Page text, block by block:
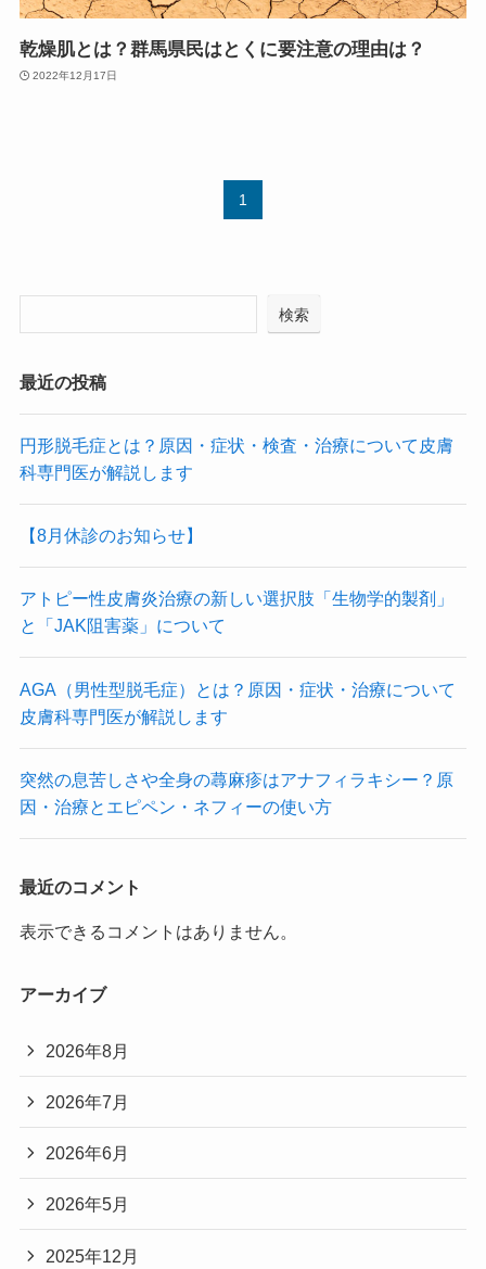
乾燥肌とは？群馬県民はとくに要注意の理由は？
2022年12月17日
1
検索
最近の投稿
円形脱毛症とは？原因・症状・検査・治療について皮膚
科専門医が解説します
【8月休診のお知らせ】
アトピー性皮膚炎治療の新しい選択肢「生物学的製剤」
と「JAK阻害薬」について
AGA（男性型脱毛症）とは？原因・症状・治療について
皮膚科専門医が解説します
突然の息苦しさや全身の蕁麻疹はアナフィラキシー？原
因・治療とエピペン・ネフィーの使い方
最近のコメント
表示できるコメントはありません。
アーカイブ
2026年8月
2026年7月
2026年6月
2026年5月
2025年12月